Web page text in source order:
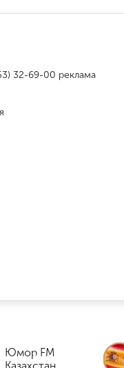
32-69-00 реклама
Юмор FM